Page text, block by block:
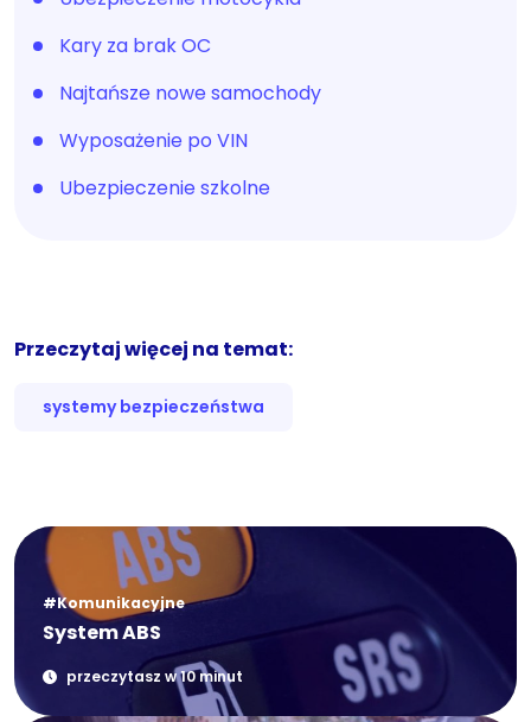
Kary za brak OC
Najtańsze nowe samochody
Wyposażenie po VIN
Ubezpieczenie szkolne
Przeczytaj więcej na temat:
systemy bezpieczeństwa
#Komunikacyjne
System ABS
przeczytasz w 10 minut